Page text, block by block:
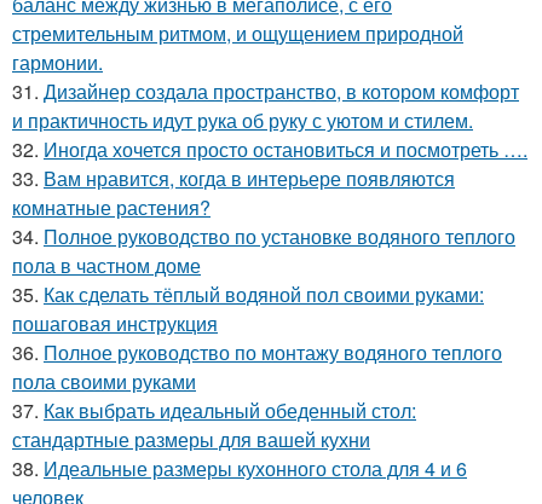
стремительным ритмом, и ощущением природной
гармонии.
31. Дизайнер создала пространство, в котором комфорт
и практичность идут рука об руку с уютом и стилем.
32. Иногда хочется просто остановиться и посмотреть ….
33. Вам нравится, когда в интерьере появляются
комнатные растения?
34. Полное руководство по установке водяного теплого
пола в частном доме
35. Как сделать тёплый водяной пол своими руками:
пошаговая инструкция
36. Полное руководство по монтажу водяного теплого
пола своими руками
37. Как выбрать идеальный обеденный стол:
стандартные размеры для вашей кухни
38. Идеальные размеры кухонного стола для 4 и 6
человек